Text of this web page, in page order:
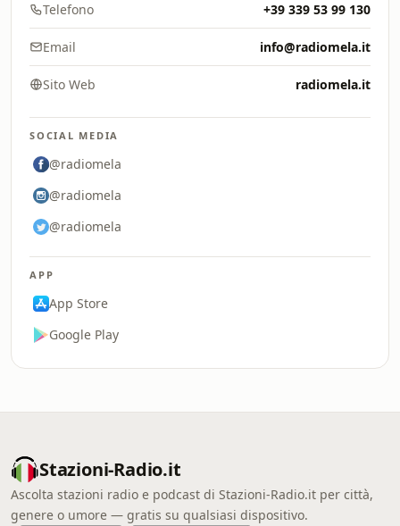
Telefono +39 339 53 99 130
Email info@radiomela.it
Sito Web radiomela.it
SOCIAL MEDIA
@radiomela
@radiomela
@radiomela
APP
App Store
Google Play
Stazioni-Radio.it
Ascolta stazioni radio e podcast di Stazioni-Radio.it per città,
genere o umore — gratis su qualsiasi dispositivo.